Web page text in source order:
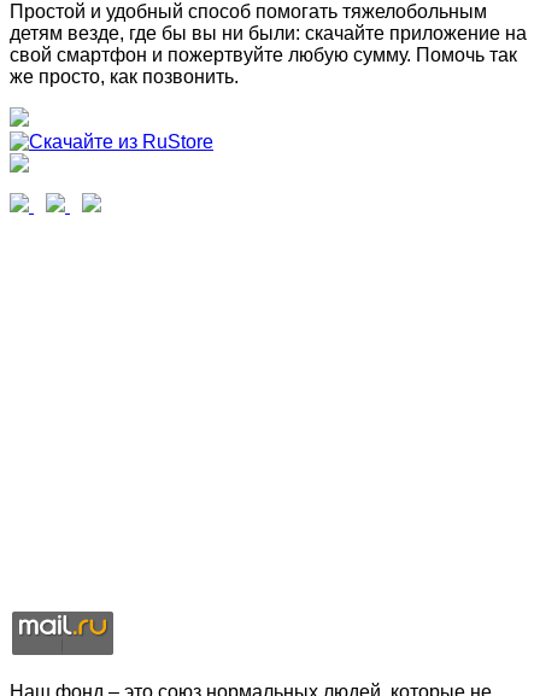
Простой и удобный способ помогать тяжелобольным
детям везде, где бы вы ни были: скачайте приложение на
свой смартфон и пожертвуйте любую сумму. Помочь так
же просто, как позвонить.